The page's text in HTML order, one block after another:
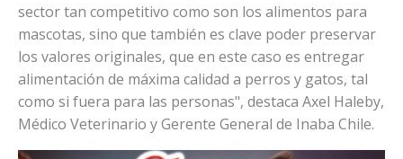
sector tan competitivo como son los alimentos para
mascotas, sino que también es clave poder preservar
los valores originales, que en este caso es entregar
alimentación de máxima calidad a perros y gatos, tal
como si fuera para las personas", destaca Axel Haleby,
Médico Veterinario y Gerente General de Inaba Chile.